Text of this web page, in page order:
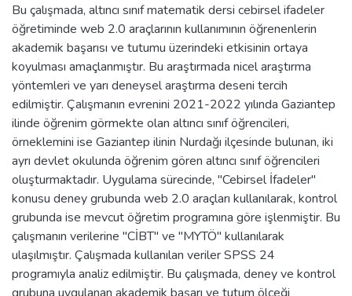
Bu çalışmada, altıncı sınıf matematik dersi cebirsel ifadeler
öğretiminde web 2.0 araçlarının kullanımının öğrenenlerin
akademik başarısı ve tutumu üzerindeki etkisinin ortaya
koyulması amaçlanmıştır. Bu araştırmada nicel araştırma
yöntemleri ve yarı deneysel araştırma deseni tercih
edilmiştir. Çalışmanın evrenini 2021-2022 yılında Gaziantep
ilinde öğrenim görmekte olan altıncı sınıf öğrencileri,
örneklemini ise Gaziantep ilinin Nurdağı ilçesinde bulunan, iki
ayrı devlet okulunda öğrenim gören altıncı sınıf öğrencileri
oluşturmaktadır. Uygulama sürecinde, "Cebirsel İfadeler"
konusu deney grubunda web 2.0 araçları kullanılarak, kontrol
grubunda ise mevcut öğretim programına göre işlenmiştir. Bu
çalışmanın verilerine "CİBT" ve "MYTÖ" kullanılarak
ulaşılmıştır. Çalışmada kullanılan veriler SPSS 24
programıyla analiz edilmiştir. Bu çalışmada, deney ve kontrol